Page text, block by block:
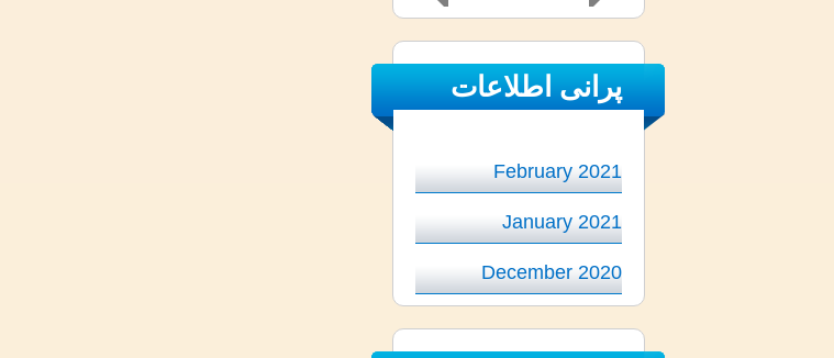
پرانی اطلاعات
February 2021
January 2021
December 2020